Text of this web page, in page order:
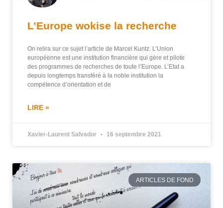
L’Europe wokise la recherche
On relira sur ce sujet l’article de Marcel Kuntz. L’Union
européenne est une institution financière qui gère et pilote
des programmes de recherches de toute l’Europe. L’Etat a
depuis longtemps transféré à la noble institution la
compétence d’orientation et de
LIRE »
Xavier-Laurent Salvador 16 septembre 2021
ARTICLES DE FOND